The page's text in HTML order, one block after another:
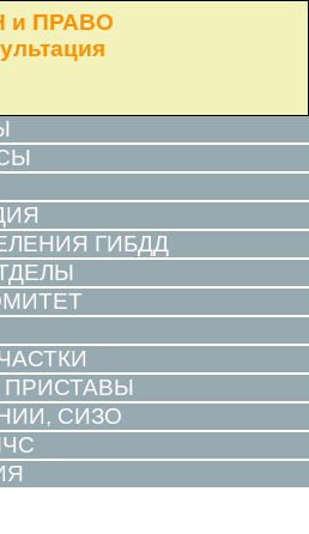
и ПРАВО
ГИБДД
ПРИСТАВЫ
СИЗО